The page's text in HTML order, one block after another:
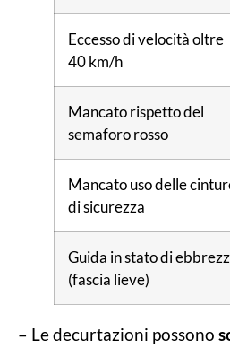
Eccesso di velocità oltre
40 km/h
Mancato rispetto del
semaforo rosso
Mancato uso delle
di sicurezza
Guida in stato di
(fascia lieve)
– Le decurtazioni possono